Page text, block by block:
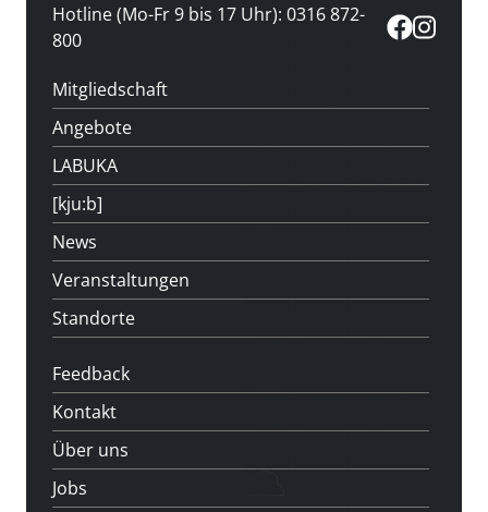
Hotline (Mo-Fr 9 bis 17 Uhr): 0316 872-
800
Mitgliedschaft
Angebote
LABUKA
[kju:b]
News
Veranstaltungen
Standorte
Feedback
Kontakt
Über uns
Jobs